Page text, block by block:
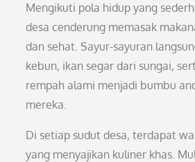
Mengikuti pola hidup yang
desa cenderung memasak
dan sehat. Sayur-sayuran
kebun, ikan segar dari sungai,
rempah alami menjadi bumbu
mereka.
Di setiap sudut desa, terdapat
yang menyajikan kuliner khas.